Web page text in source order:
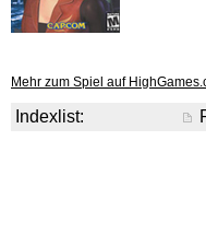
Mehr zum Spiel auf
Indexlist: